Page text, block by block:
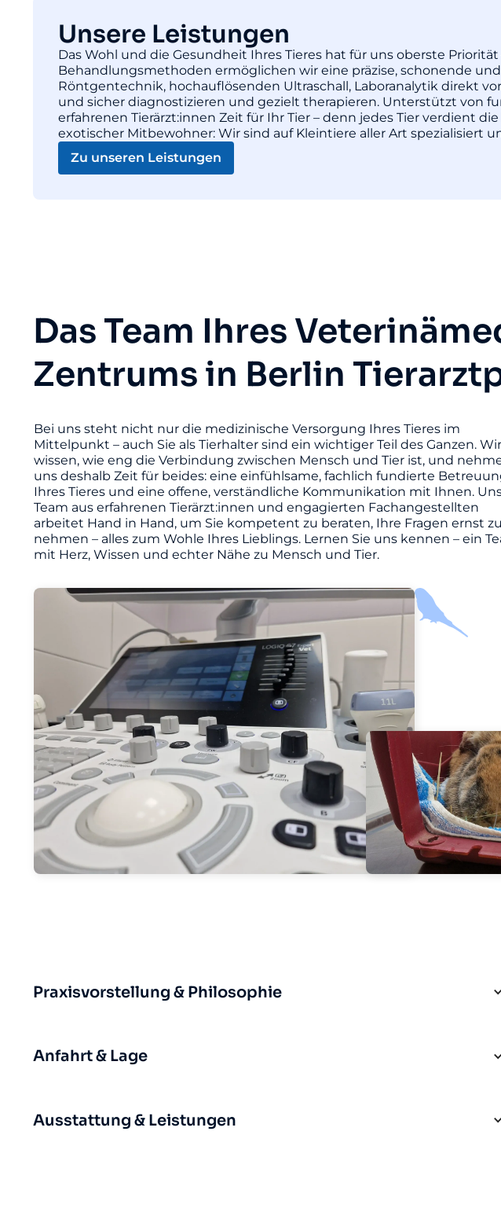
Unsere Leistungen
Das Wohl und die Gesundheit Ihres Tieres hat für uns oberste
Behandlungsmethoden ermöglichen wir eine präzise, schonende
Röntgentechnik, hochauflösenden Ultraschall, Laboranalytik direkt
und sicher diagnostizieren und gezielt therapieren. Unterstützt von
erfahrenen Tierärzt:innen Zeit für Ihr Tier – denn jedes Tier verdient
exotischer Mitbewohner: Wir sind auf Kleintiere aller Art
Zu unseren Leistungen
Das Team Ihres
Zentrums in Berlin
Bei uns steht nicht nur die medizinische Versorgung Ihres Tieres im
Mittelpunkt – auch Sie als Tierhalter sind ein wichtiger Teil des Ganzen. Wir
wissen, wie eng die Verbindung zwischen Mensch und Tier ist, und
uns deshalb Zeit für beides: eine einfühlsame, fachlich fundierte
Ihres Tieres und eine offene, verständliche Kommunikation mit Ihnen.
Team aus erfahrenen Tierärzt:innen und engagierten Fachangestellten
arbeitet Hand in Hand, um Sie kompetent zu beraten, Ihre Fragen ernst zu
nehmen – alles zum Wohle Ihres Lieblings. Lernen Sie uns kennen – ein
mit Herz, Wissen und echter Nähe zu Mensch und Tier.
Praxisvorstellung & Philosophie
Anfahrt & Lage
Ausstattung & Leistungen